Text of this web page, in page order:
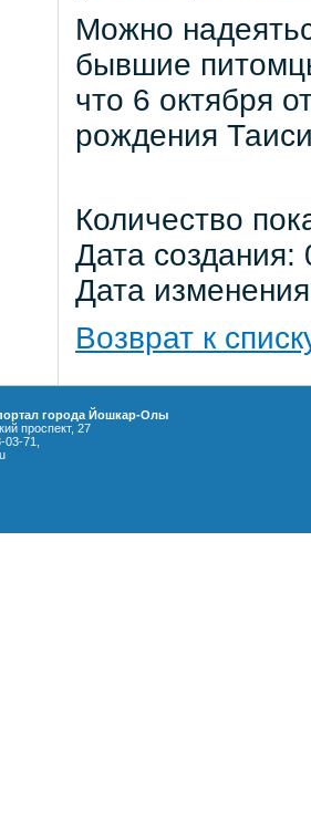
Можно
бывшие
что 6 октября
рождения
Количество
Дата
Дата
Возврат к
города Йошкар-Олы
проспект, 27
71,